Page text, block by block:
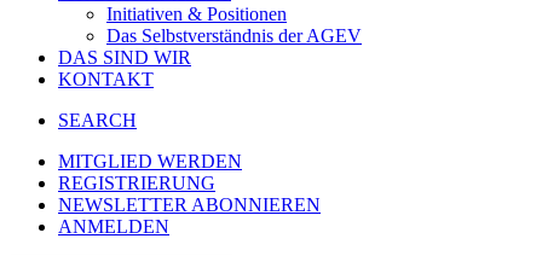
Initiativen & Positionen
Das Selbstverständnis der AGEV
DAS SIND WIR
KONTAKT
SEARCH
MITGLIED WERDEN
REGISTRIERUNG
NEWSLETTER ABONNIEREN
ANMELDEN